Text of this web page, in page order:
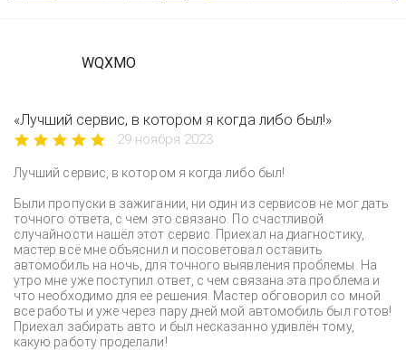
WQXMO
«Лучший сервис, в котором я когда либо был!»
29 ноября 2023
Лучший сервис, в котором я когда либо был!
Были пропуски в зажигании, ни один из сервисов не мог дать
точного ответа, с чем это связано. По счастливой
случайности нашёл этот сервис. Приехал на диагностику,
мастер всё мне объяснил и посоветовал оставить
автомобиль на ночь, для точного выявления проблемы. На
утро мне уже поступил ответ, с чем связана эта проблема и
что необходимо для её решения. Мастер обговорил со мной
все работы и уже через пару дней мой автомобиль был готов!
Приехал забирать авто и был несказанно удивлён тому,
какую работу проделали!